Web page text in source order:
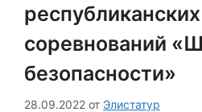
республиканских
соревнований
безопасности»
28.09.2022 от Элистатур